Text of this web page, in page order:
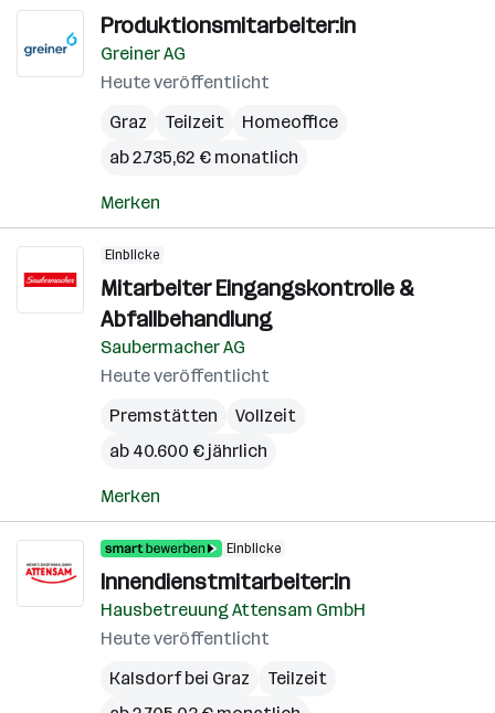
Produktionsmitarbeiter:in
Greiner AG
Heute veröffentlicht
Graz
Teilzeit
Homeoffice
ab 2.735,62 € monatlich
Merken
Einblicke
Mitarbeiter Eingangskontrolle &
Abfallbehandlung
Saubermacher AG
Heute veröffentlicht
Premstätten
Vollzeit
ab 40.600 € jährlich
Merken
Einblicke
Innendienstmitarbeiter:in
Hausbetreuung Attensam GmbH
Heute veröffentlicht
Kalsdorf bei Graz
Teilzeit